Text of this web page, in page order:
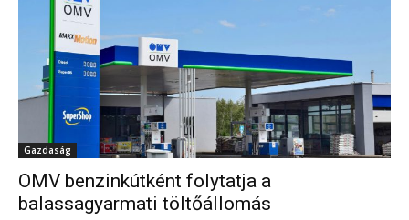
Gazdaság
OMV benzinkútként folytatja a
balassagyarmati töltőállomás